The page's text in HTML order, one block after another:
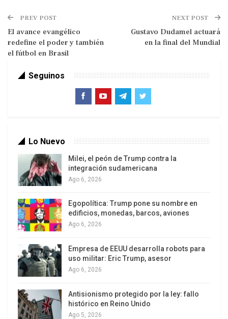
en el estado La Guaira y algunas zonas
específicas en el resto de la Gran Caracas.
La mayoría de los análisis económicos
convencionales priorizan variables
con los mercados: el impacto sobre el
crecimiento, la estimación financiera de los
daños, las consecuencias en el
clima de inversiones, el monto de capital
necesario para la reconstrucción y la estabilidad
macroeconómica.
Sin embargo, más allá de estas dimensiones -
innegablemente relevantes- devenidas del
PREV POST
El avance evangélico
redefine el poder y también
el fútbol en Brasil
NEXT POST
Gustavo Dudamel actuará
en la final del Mundial
Seguinos
Lo Nuevo
Milei, el peón de Trump contra la
integración sudamericana
Ago 6, 2026
Egopolítica: Trump pone su nombre en
edificios, monedas, barcos, aviones
Ago 6, 2026
Empresa de EEUU desarrolla robots para
uso militar: Eric Trump, asesor
Ago 6, 2026
Antisionismo protegido por la ley: fallo
histórico en Reino Unido
Ago 5, 2026